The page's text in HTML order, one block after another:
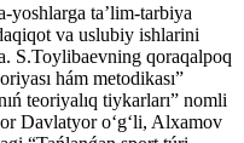
yoshlarga ta’lim-tarbiya
va uslubiy ishlarini
S.Toylibaevning qoraqalpoq
hám metodikası”
teoriyalıq tiykarları” nomli
Davlatyor o‘g‘li, Alxamov